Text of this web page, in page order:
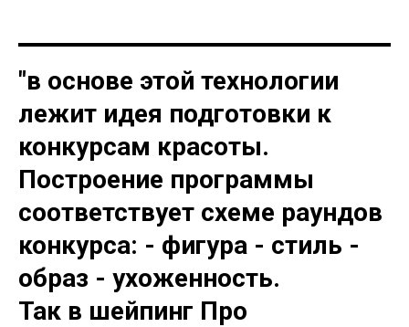
"в основе этой технологии
лежит идея подготовки к
конкурсам красоты.
Построение программы
соответствует схеме раундов
конкурса: - фигура - стиль -
образ - ухоженность.
Так в шейпинг Про